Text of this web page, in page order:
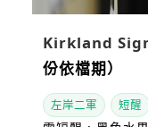
Kirkland
份依檔期）
左岸二軍 短醒